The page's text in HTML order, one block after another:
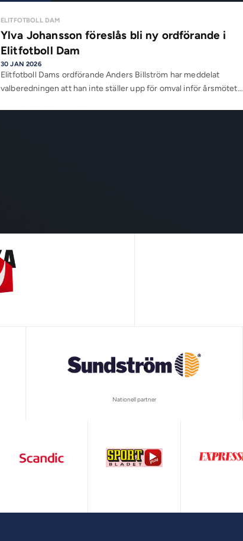
ELITFOTBOLL DAM
Ylva Johansson föreslås bli ny ordförande i
Elitfotboll Dam
30 JAN 2026
Elitfotboll Dams ordförande Anders Billström har meddelat
valberedningen att han inte ställer upp för omval inför årsmötet…
Nationell partner